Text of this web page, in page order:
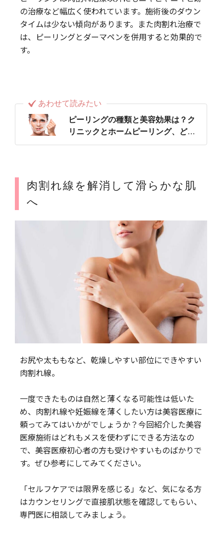
の治療など幅広く使われています。施術後のダウン
タイムは少ない傾向があります。また肉割れ治療で
は、ピーリングとダーマペンを併用すると効果的で
す。
あわせて読みたい
ピーリングの種類と美容効果は？ク
リニックとホームピーリング、どっ
ちがいい？
肉割れ線を解消して滑らかな肌
へ
お尻や太ももなど、乾燥しやすい部位にできやすい
肉割れ線。
一度できたものは自然と薄くなる可能性は低いた
め、肉割れ線や妊娠線を薄くしたい方は美容医療に
頼ってみてはいかがでしょうか？今回紹介した美容
医療施術はどれもメスを使わずにできる方法なの
で、美容医療初心者の方も受けやすいものばかりで
す。ぜひ参考にしてみてください。
「セルフケアでは限界を感じる」など、気になる方
はカウンセリングで直接肌状態を確認してもらい、
専門医に相談してみましょう。